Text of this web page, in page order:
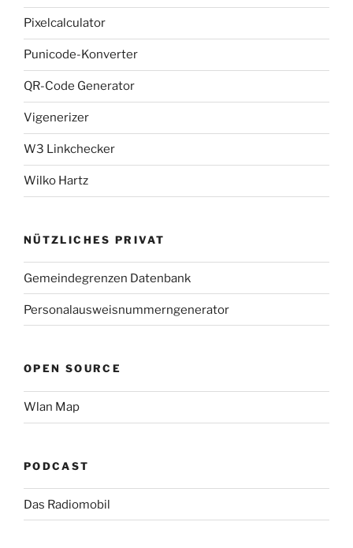
Pixelcalculator
Punicode-Konverter
QR-Code Generator
Vigenerizer
W3 Linkchecker
Wilko Hartz
NÜTZLICHES PRIVAT
Gemeindegrenzen Datenbank
Personalausweisnummerngenerator
OPEN SOURCE
Wlan Map
PODCAST
Das Radiomobil